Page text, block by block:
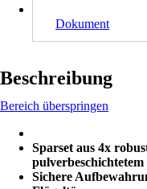
Dokument
Beschreibung
Bereich überspringen
Sparset aus 4x
pulverbeschichtetem
Sichere